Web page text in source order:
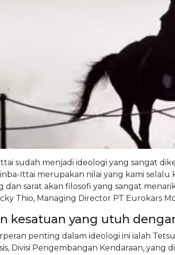
sudah menjadi ideologi yang sangat
Ittai merupakan nilai yang kami
dan sarat akan filosofi yang sangat
Thio, Managing Director PT Eurokars
kesatuan yang utuh
penting dalam ideologi ini ialah
Divisi Pengembangan Kendaraan,